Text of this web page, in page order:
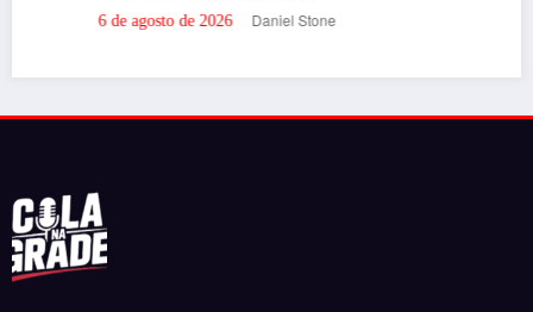
6 de agosto de 2026 Daniel Stone